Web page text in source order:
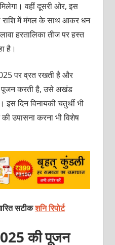
वहीं दूसरी ओर, इस
राशि में मंगल के साथ आकर धन
हरतालिका तीज पर हस्‍त
है।
पर व्रत रखती है और
पूजन करती है, उसे अखंड
इस दिन विनायकी चतुर्थी भी
उपासना करना भी विशेष
सटीकशनि रिपोर्ट
की पूजन